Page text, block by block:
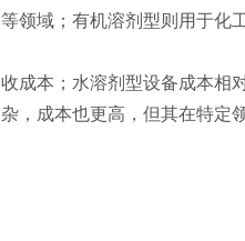
领域；有机溶剂型则用于化
成本；水溶剂型设备成本相对
，成本也更高，但其在特定